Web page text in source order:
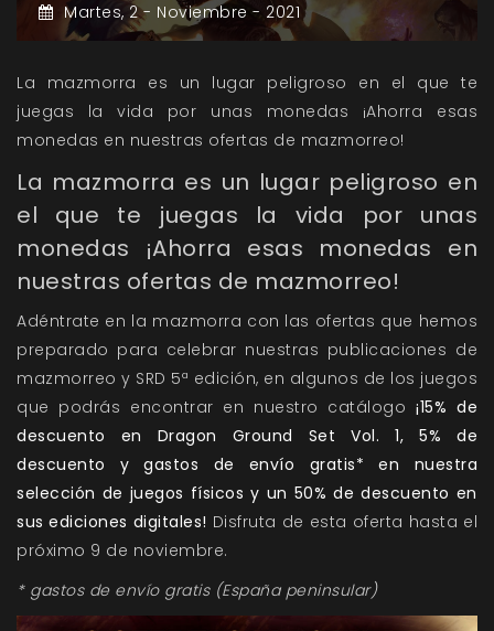
Martes, 2 - Noviembre - 2021
La mazmorra es un lugar peligroso en el que te
juegas la vida por unas monedas ¡Ahorra esas
monedas en nuestras ofertas de mazmorreo!
La mazmorra es un lugar peligroso en
el que te juegas la vida por unas
monedas ¡Ahorra esas monedas en
nuestras ofertas de mazmorreo!
Adéntrate en la mazmorra con las ofertas que hemos
preparado para celebrar nuestras publicaciones de
mazmorreo y SRD 5ª edición, en algunos de los juegos
que podrás encontrar en nuestro catálogo¡15% de
descuento en Dragon Ground Set Vol. 1, 5% de
descuento y gastos de envío gratis* en nuestra
selección de juegos físicos y un 50% de descuento en
sus ediciones digitales! Disfruta de esta oferta hasta el
próximo 9 de noviembre.
* gastos de envío gratis (España peninsular)